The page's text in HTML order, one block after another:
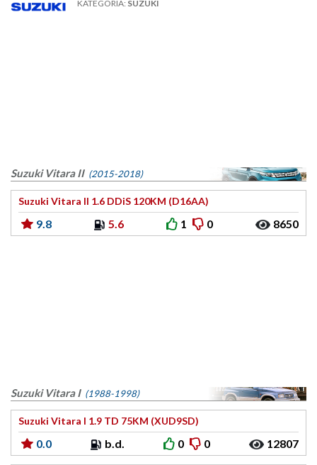
KATEGORIA: SUZUKI
Suzuki Vitara II (2015-2018)
Suzuki Vitara II 1.6 DDiS 120KM (D16AA)
9.8 5.6 1 0 8650
Suzuki Vitara I (1988-1998)
Suzuki Vitara I 1.9 TD 75KM (XUD9SD)
0.0 b.d. 0 0 12807